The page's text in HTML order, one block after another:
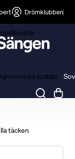
Drömklubben
kuddar
täcken